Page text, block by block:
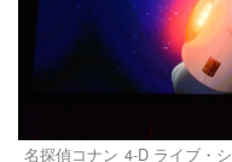
名探偵コナン 4-D ライブ・